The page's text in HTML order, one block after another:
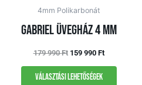
4mm Polikarbonát
Gabriel üvegház 4 mm
179 990Ft 159 990 Ft
Választási lehetőségek